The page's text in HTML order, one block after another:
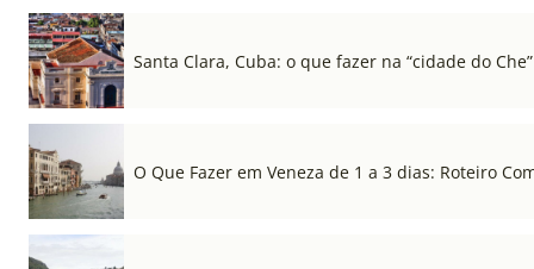
Santa Clara, Cuba: o que fazer na “cidade do Che”
O Que Fazer em Veneza de 1 a 3 dias: Roteiro